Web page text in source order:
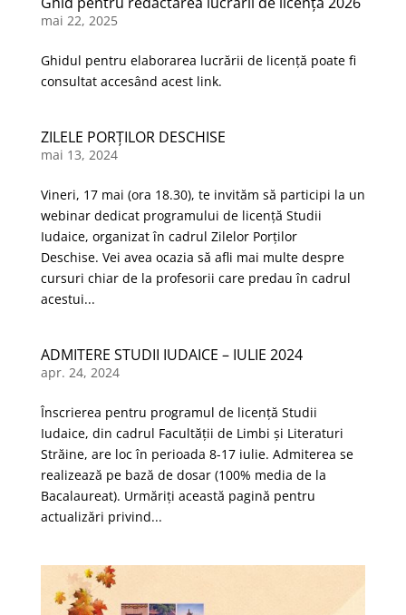
mai 22, 2025
Ghidul pentru elaborarea lucrării de licență poate fi
consultat accesând acest link.
ZILELE PORȚILOR DESCHISE
mai 13, 2024
Vineri, 17 mai (ora 18.30), te invităm să participi la un
webinar dedicat programului de licență Studii
Iudaice, organizat în cadrul Zilelor Porților
Deschise. Vei avea ocazia să afli mai multe despre
cursuri chiar de la profesorii care predau în cadrul
acestui...
ADMITERE STUDII IUDAICE – IULIE 2024
apr. 24, 2024
Înscrierea pentru programul de licență Studii
Iudaice, din cadrul Facultății de Limbi și Literaturi
Străine, are loc în perioada 8-17 iulie. Admiterea se
realizează pe bază de dosar (100% media de la
Bacalaureat). Urmăriți această pagină pentru
actualizări privind...